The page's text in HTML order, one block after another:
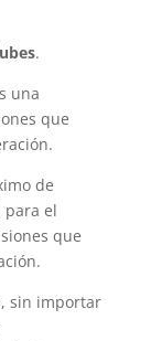
.
una
que
de
el
que
sin importar